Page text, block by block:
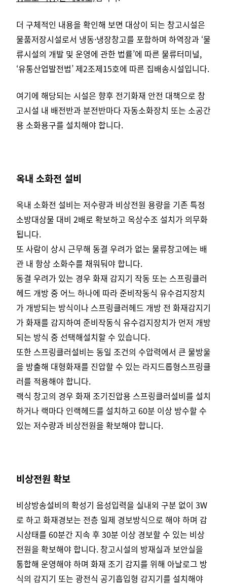
더 구체적인 내용을 확인해 보면 대상이 되는 창고시설은
물품저장시설로서 냉동·냉장창고를 포함하며 하역장과 ‘물
류시설의 개발 및 운영에 관한 법률’에 따른 물류터미널,
‘유통산업발전법’ 제2조제15호에 따른 집배송시설입니다.
여기에 해당되는 시설은 향후 전기화재 안전 대책으로 창
고시설 내 배전반과 분전반마다 자동소화장치 또는 소공간
용 소화용구를 설치해야 합니다.
옥내 소화전 설비
옥내 소화전 설비는 저수량과 비상전원 용량을 기존 특정
소방대상물 대비 2배로 확보하고 옥상수조 설치가 의무화
됩니다.
또 사람이 상시 근무해 동결 우려가 없는 물류창고에는 배
관 내 항상 소화수를 채워둬야 합니다.
동결 우려가 있는 경우 화재 감지기 작동 또는 스프링클러
헤드 개방 중 어느 하나에 따라 준비작동식 유수검지장치
가 개방되는 방식이나 스프링클러헤드 개방 전 화재감지기
가 화재를 감지하여 준비작동식 유수검지장치가 먼저 개방
되는 방식 중 선택해설치할 수 있습니다.
또한 스프링클러설비는 동일 조건의 수압력에서 큰 물방울
을 방출해 대형화재를 진압할 수 있는 라지드롭형스프링클
러를 적용해야 합니다.
랙식 창고의 경우 화재 조기진압용 스프링클러설비를 설치
하거나 랙마다 인랙헤드를 설치하고 60분 이상 방수할 수
있는 저수량과 비상전원을 확보해야 합니다.
비상전원 확보
비상방송설비의 확성기 음성입력을 실내외 구분 없이 3W
로 하고 화재경보는 전층 일제 경보방식으로 해야 하며 감
시상태를 60분간 지속 후 30분 이상 경보할 수 있는 비상
전원을 확보해야 합니다. 창고시설의 방재실과 보안실을
통합해 운영해야 하며 화재 조기 감지를 위해 아날로그 방
식의 감지기 또는 광전식 공기흡입형 감지기를 설치해야